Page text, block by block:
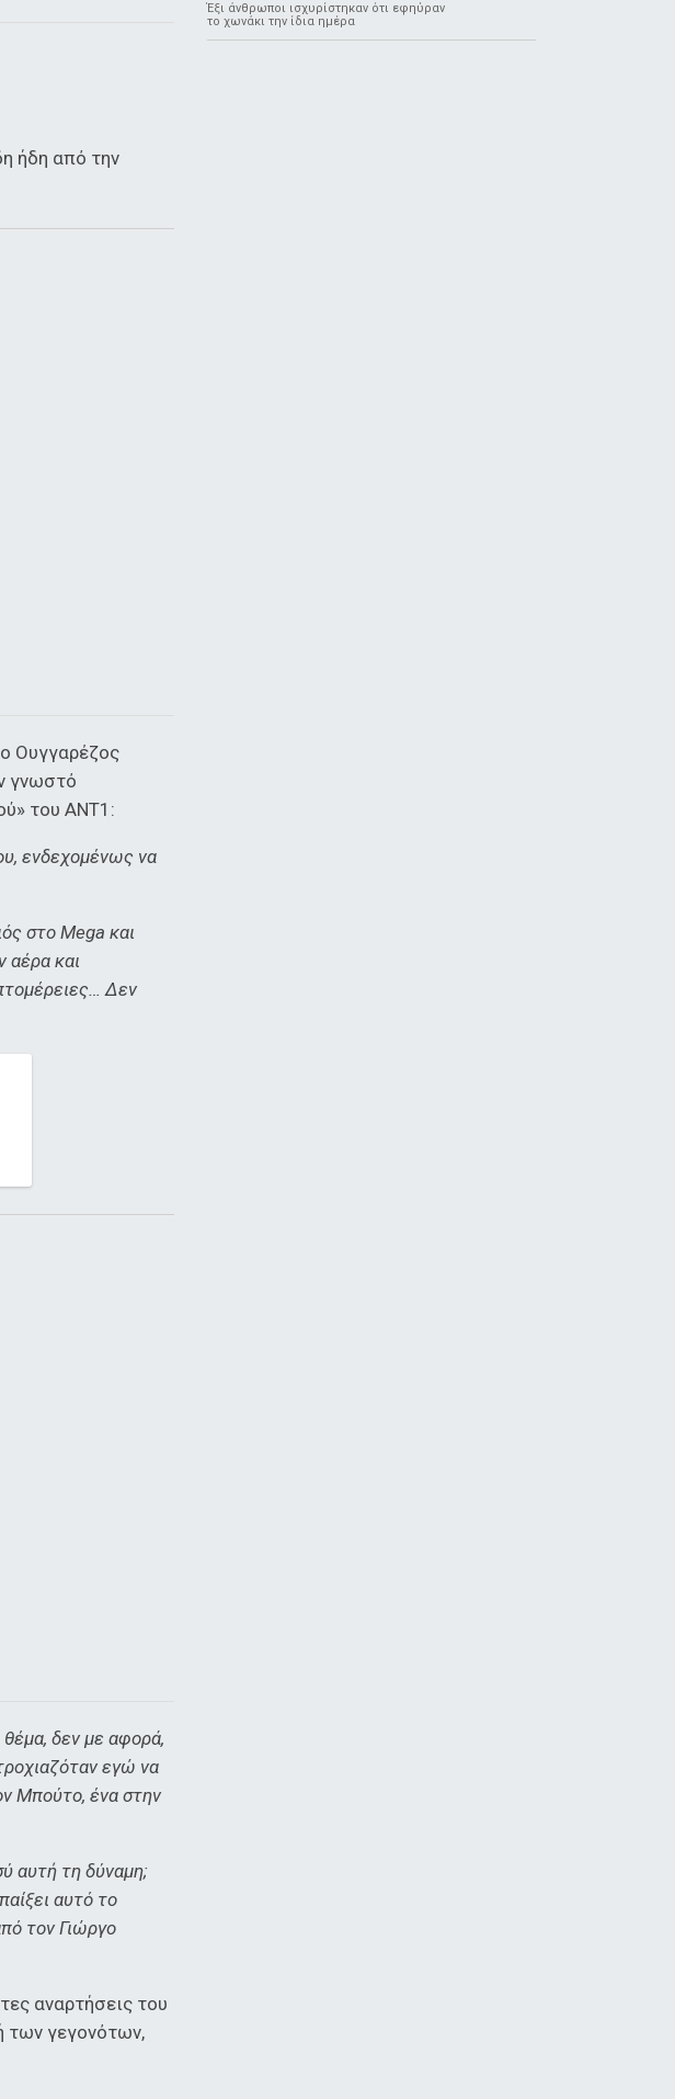
ήδη από την
Ουγγαρέζος
γνωστό
του ΑΝΤ1:
ενδεχομένως να
στο Mega και
αέρα και
Δεν
δεν με αφορά,
εγώ να
Μπούτο, ένα στην
αυτή τη δύναμη;
αυτό το
τον Γιώργο
αναρτήσεις του
των γεγονότων,
Έξι άνθρωποι ισχυρίστηκαν ότι εφηύραν
το χωνάκι την ίδια ημέρα